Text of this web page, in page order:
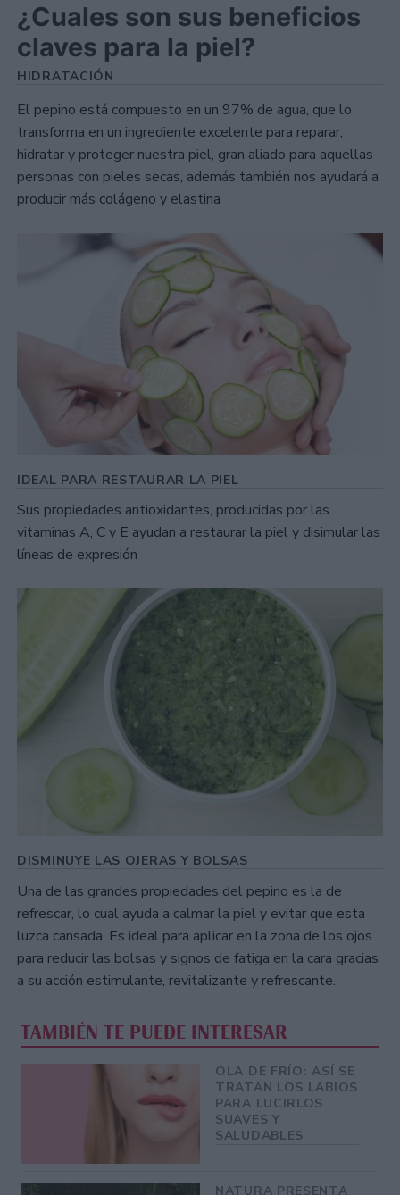
¿Cuales son sus beneficios
claves para la piel?
HIDRATACIÓN
El pepino está compuesto en un 97% de agua, que lo
transforma en un ingrediente excelente para reparar,
hidratar y proteger nuestra piel, gran aliado para aquellas
personas con pieles secas, además también nos ayudará a
producir más colágeno y elastina
IDEAL PARA RESTAURAR LA PIEL
Sus propiedades antioxidantes, producidas por las
vitaminas A, C y E ayudan a restaurar la piel y disimular las
líneas de expresión
DISMINUYE LAS OJERAS Y BOLSAS
Una de las grandes propiedades del pepino es la de
refrescar, lo cual ayuda a calmar la piel y evitar que esta
luzca cansada. Es ideal para aplicar en la zona de los ojos
para reducir las bolsas y signos de fatiga en la cara gracias
a su acción estimulante, revitalizante y refrescante.
TAMBIÉN TE PUEDE INTERESAR
OLA DE FRÍO: ASÍ SE
TRATAN LOS LABIOS
PARA LUCIRLOS
SUAVES Y
SALUDABLES
NATURA PRESENTA